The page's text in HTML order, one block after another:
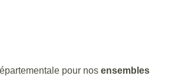
pour nos ensembles